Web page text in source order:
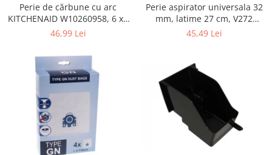
Ciclism
Sporturi acvatice
TV, Audio & Foto
Aparate Foto & Accesorii
Audio HI-FI & Profesionale
Camere video si sport
Drone si Accesorii
Home Cinema & Audio
Perie de cărbune cu arc
KITCHENAID W10260958, 6 x6
x 19 mm, pentru 5KSM15
46,99 Lei
Perie aspirator universala 32
mm, latime 27 cm, V272
ECONOMY
45,49 Lei